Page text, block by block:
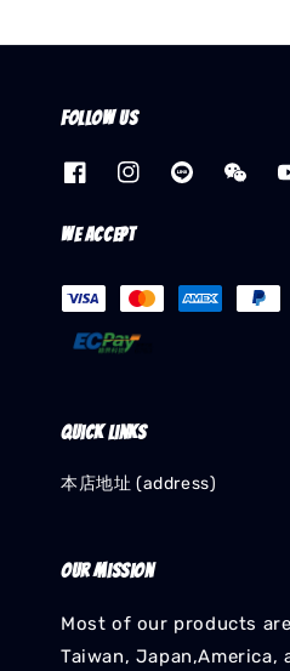
Follow us
We accept
Quick links
本店地址 (address)
Our mission
Most of our products
Taiwan, Japan,America,